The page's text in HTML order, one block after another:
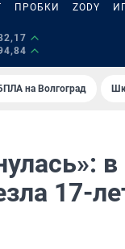
ПРОБКИ ZODY
на Волгоград
в
17-